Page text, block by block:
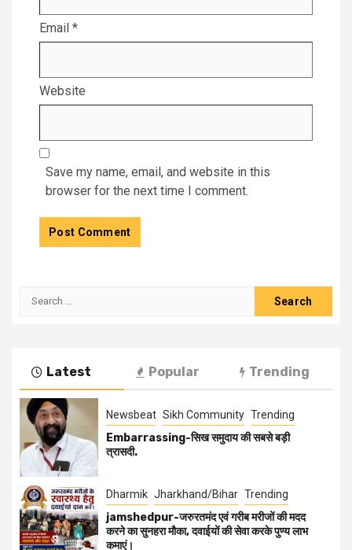
Email *
Website
Save my name, email, and website in this
browser for the next time I comment.
Latest Popular Trending
Newsbeat Sikh Community Trending
Embarrassing-सिख समुदाय की सबसे बड़ी
त्रासदी.
Dharmik Jharkhand/Bihar Trending
jamshedpur-जरुरतमंद एवं गरीब मरीजों की मदद
करने का सुनहरा मौका, दवाईयों की सेवा करके पुण्य लाभ
कमाएं।